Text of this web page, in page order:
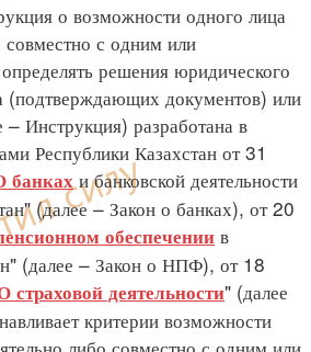
о возможности одного лица
совместно с одним или
решения юридического
(подтверждающих документов) или
Инструкция) разработана в
Республики Казахстан от 31
банкахи банковской деятельности
(далее – Закон о банках), от 20
обеспечении в
(далее – Закон о НПФ), от 18
страховой деятельности" (далее
критерии возможности